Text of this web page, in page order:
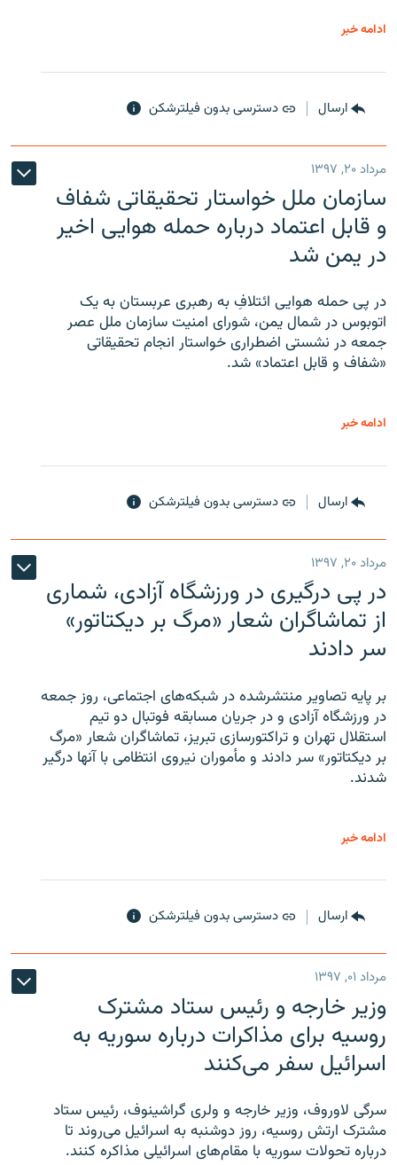
ادامه خبر
ارسال دسترسی بدون فیلترشکن
مرداد ۲۰, ۱۳۹۷
سازمان ملل خواستار تحقیقاتی شفاف
و قابل اعتماد درباره حمله هوایی اخیر
در یمن شد
در پی حمله هوایی ائتلافِ به رهبری عربستان به یک
اتوبوس در شمال یمن، شورای امنیت سازمان ملل عصر
جمعه در نشستی اضطراری خواستار انجام تحقیقاتی
«شفاف و قابل اعتماد» شد.
ادامه خبر
ارسال دسترسی بدون فیلترشکن
مرداد ۲۰, ۱۳۹۷
در پی درگیری در ورزشگاه آزادی، شماری
از تماشاگران شعار «مرگ بر دیکتاتور»
سر دادند
بر پایه تصاویر منتشرشده در شبکه‌های اجتماعی، روز جمعه
در ورزشگاه آزادی و در جریان مسابقه فوتبال دو تیم
استقلال تهران و تراکتورسازی تبریز، تماشاگران شعار «مرگ
بر دیکتاتور» سر دادند و مأموران نیروی انتظامی با آنها درگیر
شدند.
ادامه خبر
ارسال دسترسی بدون فیلترشکن
مرداد ۰۱, ۱۳۹۷
وزیر خارجه و رئیس‌ ستاد مشترک
روسیه برای مذاکرات درباره سوریه به
اسرائیل سفر می‌کنند
سرگی لاوروف، وزیر خارجه و ولری گراشینوف، رئیس ستاد
مشترک ارتش روسیه، روز دوشنبه به اسرائیل می‌روند تا
درباره تحولات سوریه با مقام‌های اسرائیلی مذاکره کنند.